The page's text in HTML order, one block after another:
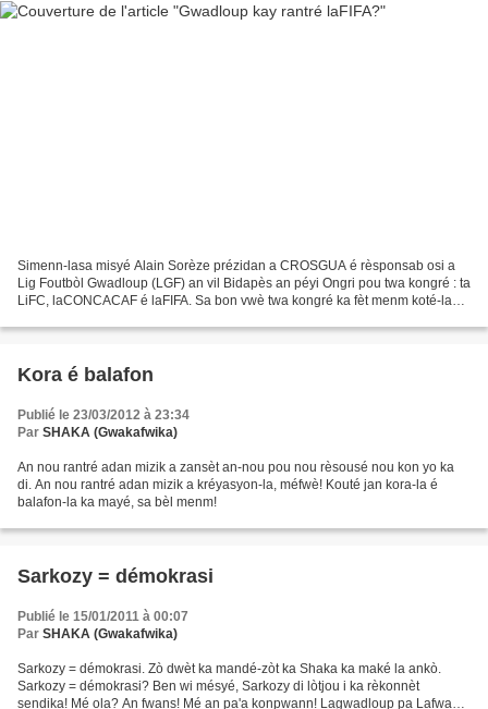
Simenn-lasa misyé Alain Sorèze prézidan a CROSGUA é rèsponsab osi a
Lig Foutbòl Gwadloup (LGF) an vil Bidapès an péyi Ongri pou twa kongré : ta
LiFC, laCONCACAF é laFIFA. Sa bon vwè twa kongré ka fèt menm koté-la
Kora é balafon
Publié le 23/03/2012 à 23:34
Par SHAKA (Gwakafwika)
An nou rantré adan mizik a zansèt an-nou pou nou rèsousé nou kon yo ka
di. An nou rantré adan mizik a kréyasyon-la, méfwè! Kouté jan kora-la é
balafon-la ka mayé, sa bèl menm!
Sarkozy = démokrasi
Publié le 15/01/2011 à 00:07
Par SHAKA (Gwakafwika)
Sarkozy = démokrasi. Zò dwèt ka mandé-zòt ka Shaka ka maké la ankò.
Sarkozy = démokrasi? Ben wi mésyé, Sarkozy di lòtjou i ka rèkonnèt
sendika! Mé ola? An fwans! Mé an pa'a konpwann! Lagwadloup pa Lafwans